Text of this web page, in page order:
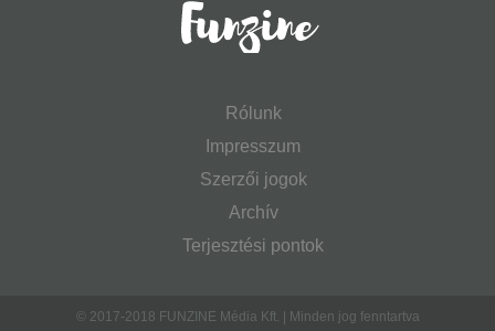
Rólunk
Impresszum
Szerzői jogok
Archív
Terjesztési pontok
© 2017-2018 FUNZINE Média Kft. | Minden jog fenntartva